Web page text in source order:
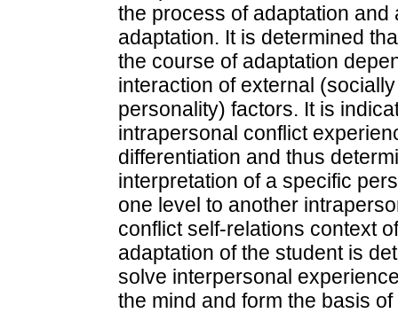
the process of adaptation
adaptation. It is determined
the course of adaptation
interaction of external
personality) factors. It is
intrapersonal conflict
differentiation and thus
interpretation of a specific
one level to another
conflict self-relations context
adaptation of the student is
solve interpersonal
the mind and form the basis